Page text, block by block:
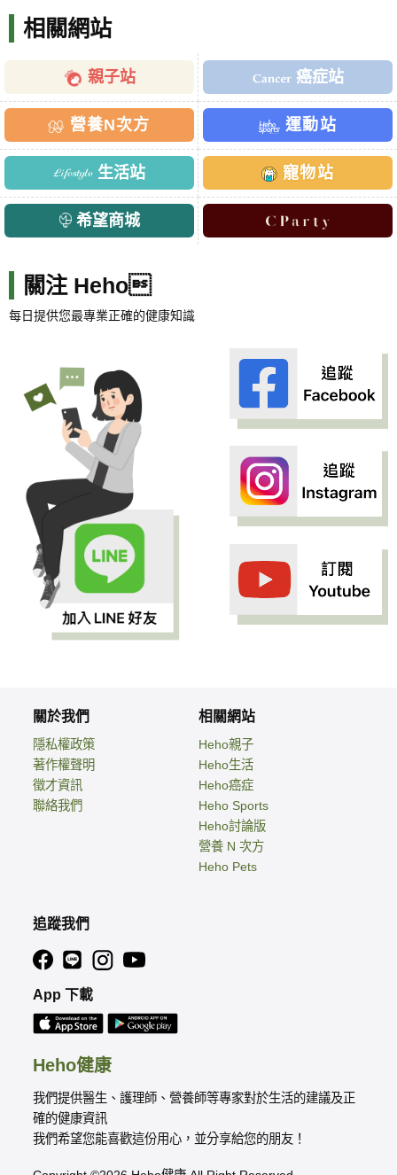
相關網站
親子站 癌症站
營養N次方 運動站
生活站 寵物站
希望商城
關注 Heho
每日提供您最專業正確的健康知識
Heho健康
我們提供醫生、護理師、營養師等專家對於生活的建議及正
確的健康資訊
我們希望您能喜歡這份用心，並分享給您的朋友！
關於我們
隱私權政策
著作權聲明
徵才資訊
聯絡我們
相關網站
Heho親子
Heho生活
Heho癌症
Heho Sports
Heho討論版
營養 N 次方
Heho Pets
追蹤我們
App 下載